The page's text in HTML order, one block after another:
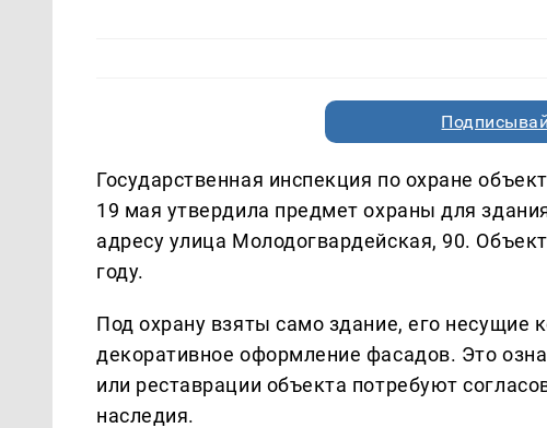
Государственная инспекция по охране
19 мая утвердила предмет охраны для
адресу улица Молодогвардейская, 90.
году.
Под охрану взяты само здание, его несущие
декоративное оформление фасадов. Это
или реставрации объекта потребуют
наследия.